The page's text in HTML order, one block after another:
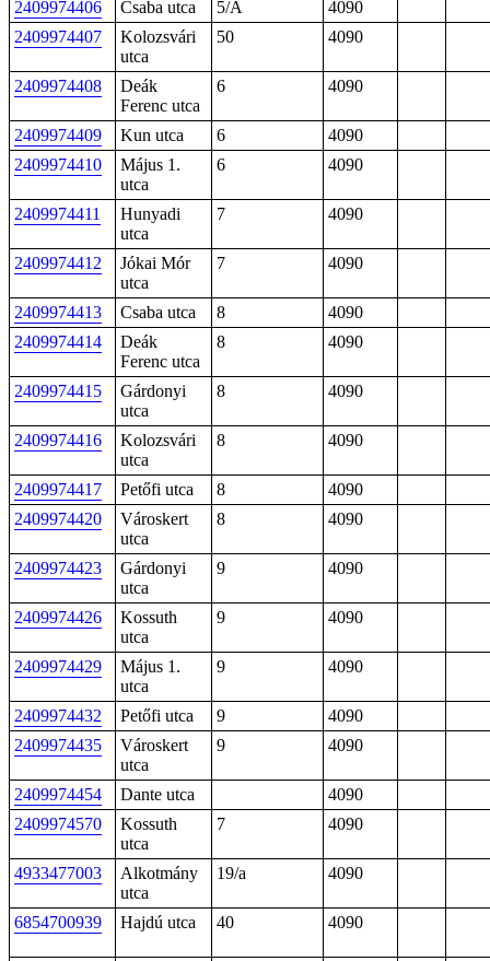
2409974406 Csaba utca 5/A
4090
2409974407
Kolozsvári
utca
50 4090
2409974408
Deák
Ferenc utca
6 4090
2409974409 Kun utca 6
4090
2409974410
Május 1.
utca
6 4090
2409974411
Hunyadi
utca
7 4090
2409974412
Jókai Mór
utca
7 4090
2409974413 Csaba utca 8
4090
2409974414
Deák
Ferenc utca
8 4090
2409974415
Gárdonyi
utca
8 4090
2409974416
Kolozsvári
utca
8 4090
2409974417 Petőfi utca 8
4090
2409974420
Városkert
utca
8 4090
2409974423
Gárdonyi
utca
9 4090
2409974426
Kossuth
utca
9 4090
2409974429
Május 1.
utca
9 4090
2409974432 Petőfi utca 9
4090
2409974435
Városkert
utca
9 4090
2409974454 Dante utca
4090
2409974570
Kossuth
utca
7 4090
4933477003
Alkotmány
utca
19/a 4090
6854700939 Hajdú utca 40 4090